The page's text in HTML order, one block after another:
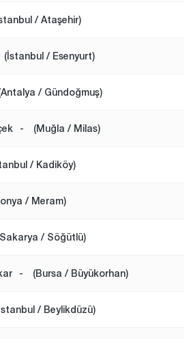
/ Ataşehir)
(İstanbul / Esenyurt)
/ Gündoğmuş)
- (Muğla / Milas)
/ Kadiköy)
/ Meram)
/ Söğütlü)
- (Bursa / Büyükorhan)
/ Beylikdüzü)